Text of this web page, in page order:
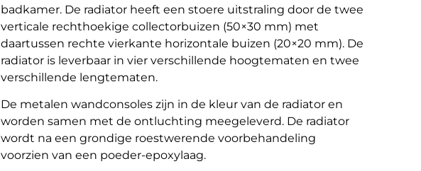
badkamer. De radiator heeft een stoere uitstraling door de twee
verticale rechthoekige collectorbuizen (50×30 mm) met
daartussen rechte vierkante horizontale buizen (20×20 mm). De
radiator is leverbaar in vier verschillende hoogtematen en twee
verschillende lengtematen.
De metalen wandconsoles zijn in de kleur van de radiator en
worden samen met de ontluchting meegeleverd. De radiator
wordt na een grondige roestwerende voorbehandeling
voorzien van een poeder-epoxylaag.